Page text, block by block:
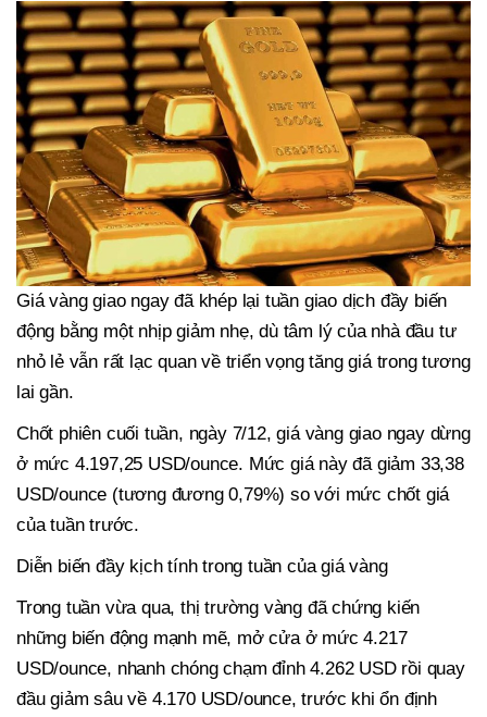
Giá vàng giao ngay đã khép lại tuần giao dịch đầy biến
động bằng một nhịp giảm nhẹ, dù tâm lý của nhà đầu tư
nhỏ lẻ vẫn rất lạc quan về triển vọng tăng giá trong tương
lai gần.
Chốt phiên cuối tuần, ngày 7/12, giá vàng giao ngay dừng
ở mức 4.197,25 USD/ounce. Mức giá này đã giảm 33,38
USD/ounce (tương đương 0,79%) so với mức chốt giá
của tuần trước.
Diễn biến đầy kịch tính trong tuần của giá vàng
Trong tuần vừa qua, thị trường vàng đã chứng kiến
những biến động mạnh mẽ, mở cửa ở mức 4.217
USD/ounce, nhanh chóng chạm đỉnh 4.262 USD rồi quay
đầu giảm sâu về 4.170 USD/ounce, trước khi ổn định